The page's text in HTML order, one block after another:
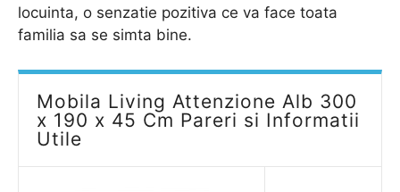
locuinta, o senzatie pozitiva ce va face toata
familia sa se simta bine.
Mobila Living Attenzione Alb 300
x 190 x 45 Cm Pareri si Informatii
Utile